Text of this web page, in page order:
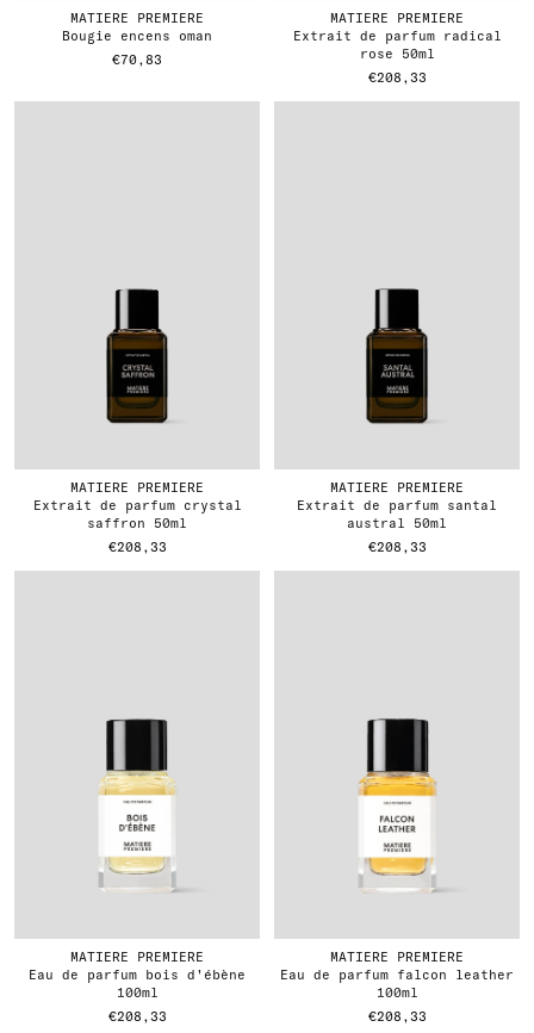
MATIERE PREMIERE
bougie encens oman
€70,83
MATIERE PREMIERE
extrait de parfum radical
rose 50ml
€208,33
MATIERE PREMIERE
extrait de parfum crystal
saffron 50ml
€208,33
MATIERE PREMIERE
extrait de parfum santal
austral 50ml
€208,33
MATIERE PREMIERE
eau de parfum bois d'ébène
100ml
€208,33
MATIERE PREMIERE
eau de parfum falcon leather
100ml
€208,33